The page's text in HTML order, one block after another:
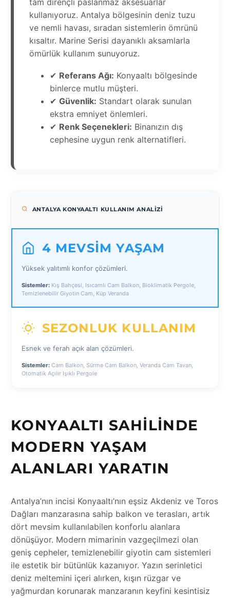
tam dirençli paslanmaz aksesuarlar
kullanıyoruz. Antalya bölgesinin deniz tuzu
ve nemli havası, sıradan sistemlerin ömrünü
kısaltır. Marine Serisi dayanıklı aksamlarla
ömürlük kullanım sunuyoruz.
✔ Referans Ağı: Konyaaltı bölgesinde
binlerce mutlu müşteri.
✔ Güvenlik: Standart olarak sunulan
ekstra emniyet önlemleri.
✔ Renk Seçenekleri: Binanızın dış
cephesine uygun renk alternatifleri.
ANTALYA KONYAALTI KULLANIM ANALIZI
4 MEVSIM YAŞAM
Yüksek yalıtımlı konfor çözümleri.
Sistemler: Kış Bahçesi, Isıcamlı Cam Balkon, Bioklimatik Pergole,
Temizlenebilir Giyotin Cam, Küp Veranda
SEZONLUK KULLANIM
Esnek ve ferah açık alan çözümleri.
Sistemler: Cam Balkon, Sürme Cam Balkon, Veranda Cam Tavan,
Otomatik Açılır Işıklı Pergole
KONYAALTI SAHILINDE
MODERN YAŞAM
ALANLARI YARATIN
Antalya’nın incisi Konyaaltı’nın eşsiz Akdeniz ve Toros
Dağları manzarasına sahip balkon ve terasları, artık
dört mevsim kullanılabilen konforlu alanlara
dönüşüyor. Modern mimarinin vazgeçilmezi olan
geniş cepheler, temizlenebilir giyotin cam sistemleri
ile estetik bir bütünlük kazanıyor. Yazın serinletici
deniz meltemini içeri alırken, kışın rüzgar ve
yağmurdan korunarak manzaranın keyfini kesintisiz